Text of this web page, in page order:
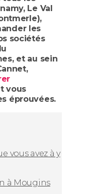
Le Val
les
sociétés
et au sein
vous
éprouvées.
vous avez à y
à Mougins